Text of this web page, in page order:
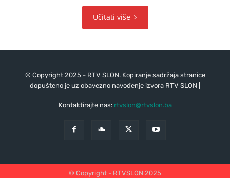
Učitati više
© Copyright 2025 - RTV SLON. Kopiranje sadržaja stranice
dopušteno je uz obavezno navođenje izvora RTV SLON |
Kontaktirajte nas: rtvslon@rtvslon.ba
© Copyright - RTVSLON 2025